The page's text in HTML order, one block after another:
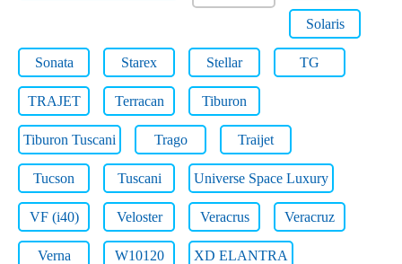
Solaris
Sonata Starex Stellar TG
TRAJET Terracan Tiburon
Tiburon Tuscani Trago Traijet
Tucson Tuscani Universe Space Luxury
VF (i40) Veloster Veracrus Veracruz
Verna W10120 XD ELANTRA